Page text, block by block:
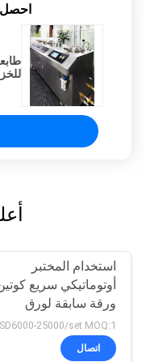
استخدام المختبر
أوتوماتيكي سريع
ورقة سابقة لورق
الخضروات
اتصال